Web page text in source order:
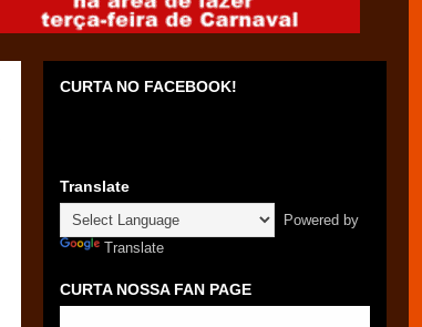
CURTA NO FACEBOOK!
Translate
Powered by
Translate
CURTA NOSSA FAN PAGE